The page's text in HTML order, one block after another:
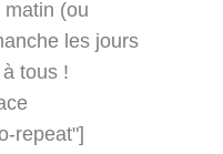
(ou
les jours
tous !
repeat"]